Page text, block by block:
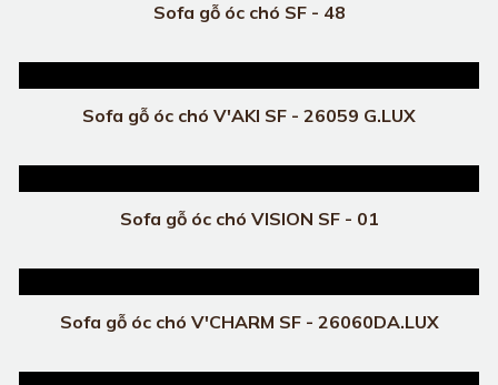
Sofa gỗ óc chó SF - 48
Sofa gỗ óc chó V'AKI SF - 26059 G.LUX
Sofa gỗ óc chó VISION SF - 01
Sofa gỗ óc chó V'CHARM SF - 26060DA.LUX